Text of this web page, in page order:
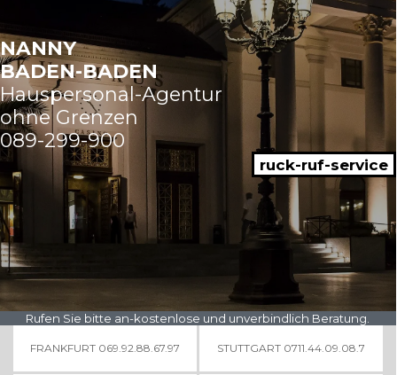
NANNY
BADEN-BADEN
Hauspersonal-Agentur
ohne Grenzen
089-299-900
ruck-ruf-service
Rufen Sie bitte an-kostenlose und unverbindlich Beratung.
FRANKFURT 069.92.88.67.97 STUTTGART 0711.44.09.08.7